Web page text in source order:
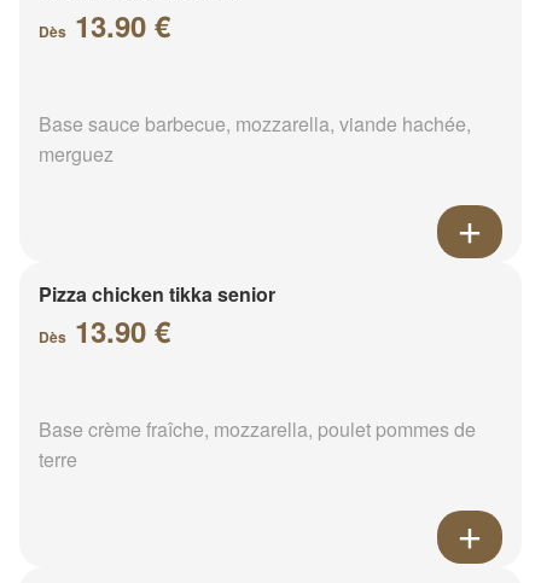
Dès 13.90 €
Base sauce barbecue, mozzarella, viande hachée,
merguez
Pizza chicken tikka senior
Dès 13.90 €
Base crème fraîche, mozzarella, poulet pommes de
terre